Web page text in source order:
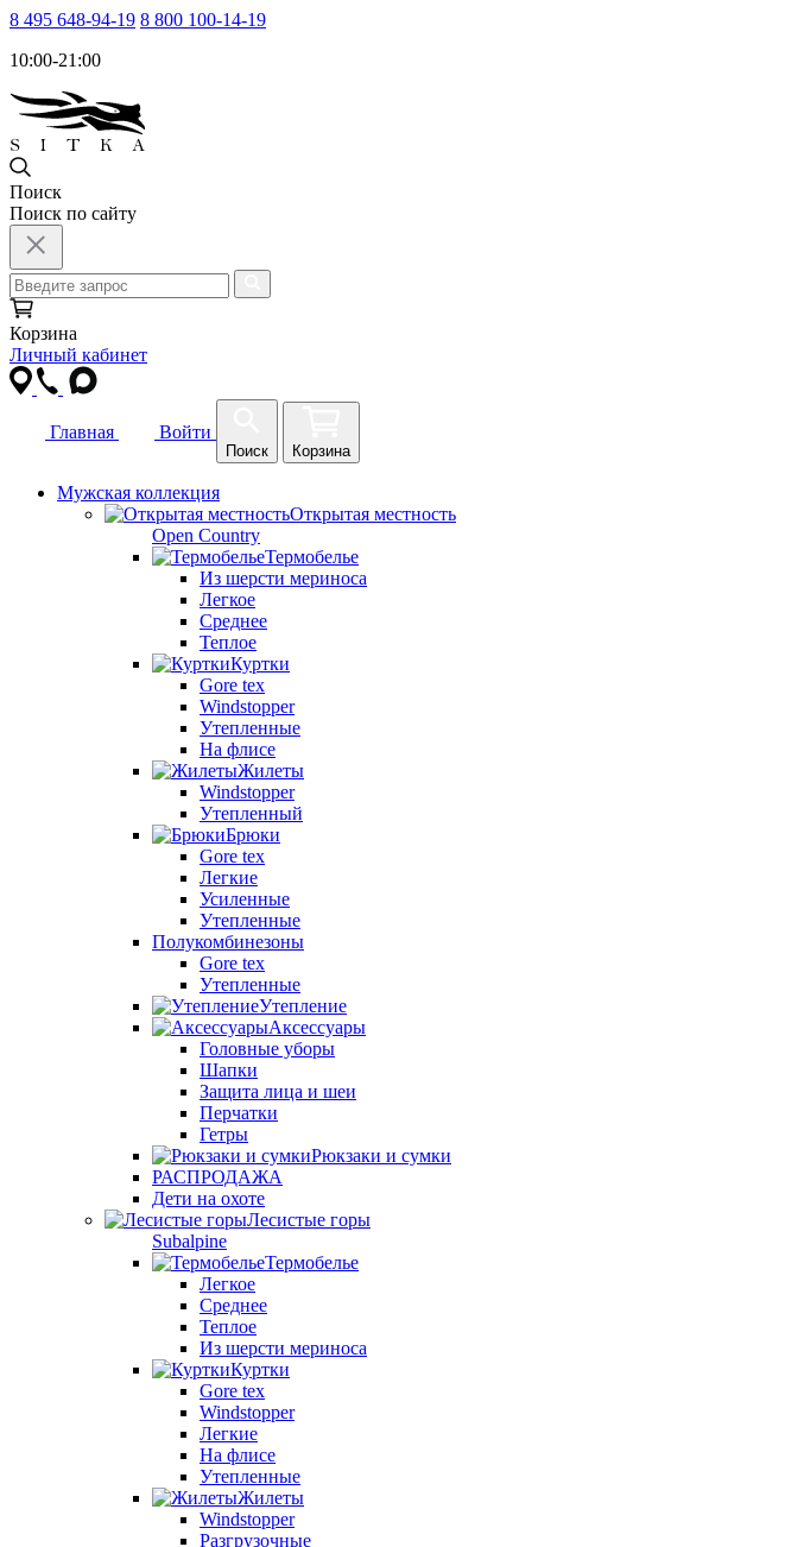
8 495 648-94-19 8 800 100-14-19
10:00-21:00
Поиск
Поиск по сайту
Корзина
Личный кабинет
Главная Войти
Поиск Корзина
Мужская коллекция
Открытая местность
Open Country
Термобелье
Из шерсти мериноса
Легкое
Среднее
Теплое
Куртки
Gore tex
Windstopper
Утепленные
На флисе
Жилеты
Windstopper
Утепленный
Брюки
Gore tex
Легкие
Усиленные
Утепленные
Полукомбинезоны
Gore tex
Утепленные
Утепление
Аксессуары
Головные уборы
Шапки
Защита лица и шеи
Перчатки
Гетры
Рюкзаки и сумки
РАСПРОДАЖА
Дети на охоте
Лесистые горы
Subalpine
Термобелье
Легкое
Среднее
Теплое
Из шерсти мериноса
Куртки
Gore tex
Windstopper
Легкие
На флисе
Утепленные
Жилеты
Windstopper
Разгрузочные